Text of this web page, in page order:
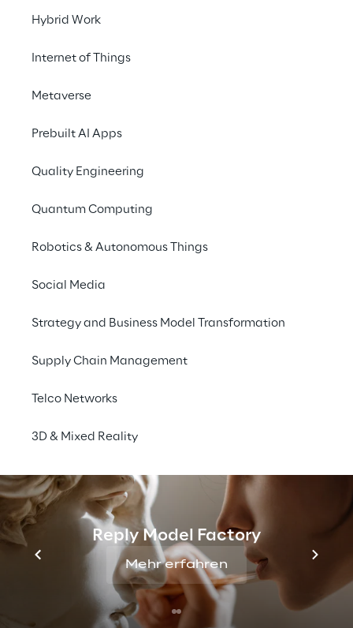
Hybrid Work
Internet of Things
Metaverse
Prebuilt AI Apps
Quality Engineering
Quantum Computing
Robotics & Autonomous Things
Social Media
Strategy and Business Model Transformation
Supply Chain Management
Telco Networks
3D & Mixed Reality
Reply Model Factory
Mehr erfahren
App für GROHE-
Aktionsprodukte, die
schnellere Vermarktung
ermöglicht.
DAS SZENARIO
Wartezeiten und Kosten
Anbietern für Sanitärlösungen und
Gebäudeausstattung. Seine Produkte
vertreibt GROHE über den
Sanitärgroßhandel an Installateure. Die
Vertriebsmitarbeiter nutzen dafür unter
anderem eine interne App, die es ermöglicht,
den Installationsbetrieben vor Ort die
aktuellen Produkte zu präsentieren und neue